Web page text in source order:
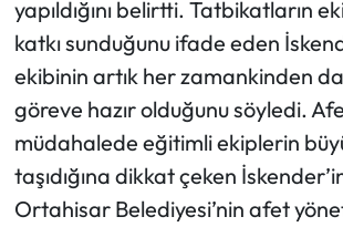
yapıldığını belirtti. Tatbikatların
katkı sunduğunu ifade eden
ekibinin artık her zamankinden
göreve hazır olduğunu söyledi.
müdahalede eğitimli ekiplerin
taşıdığına dikkat çeken
Ortahisar Belediyesi’nin afet